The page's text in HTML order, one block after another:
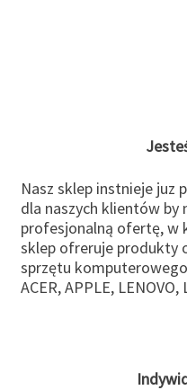
Nasz sklep instnieje juz
dla naszych klientów by
profesjonalną ofertę, w
sklep ofreruje produkty
sprzętu
ACER, APPLE, LENOVO,